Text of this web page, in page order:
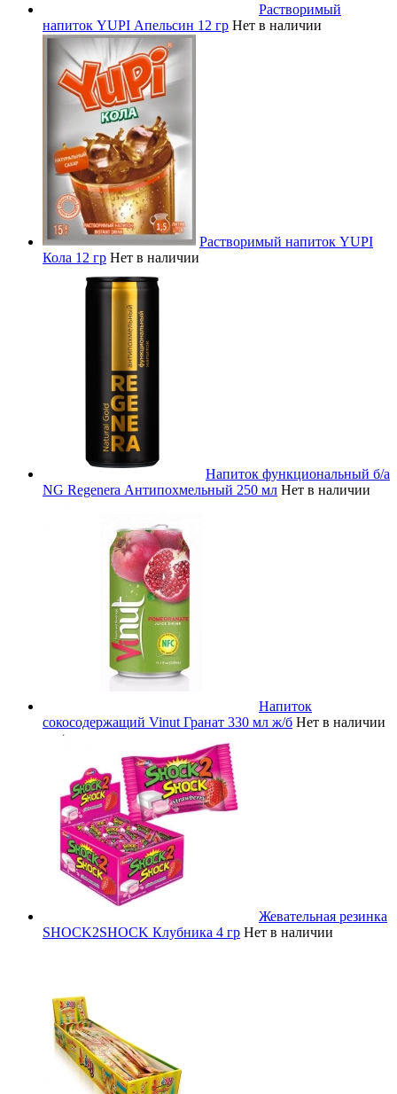
Растворимый
напиток YUPI Апельсин 12 гр Нет в наличии
Растворимый напиток YUPI
Кола 12 гр Нет в наличии
Напиток функциональный б/а
NG Regenera Антипохмельный 250 мл Нет в наличии
Напиток
сокосодержащий Vinut Гранат 330 мл ж/б Нет в наличии
Жевательная резинка
SHOCK2SHOCK Клубника 4 гр Нет в наличии